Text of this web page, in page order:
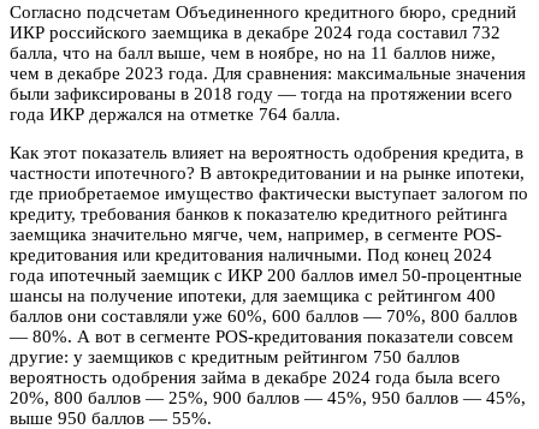
Согласно подсчетам Объединенного кредитного бюро, средний
ИКР российского заемщика в декабре 2024 года составил 732
балла, что на балл выше, чем в ноябре, но на 11 баллов ниже,
чем в декабре 2023 года. Для сравнения: максимальные значения
были зафиксированы в 2018 году — тогда на протяжении всего
года ИКР держался на отметке 764 балла.
Как этот показатель влияет на вероятность одобрения кредита, в
частности ипотечного? В автокредитовании и на рынке ипотеки,
где приобретаемое имущество фактически выступает залогом по
кредиту, требования банков к показателю кредитного рейтинга
заемщика значительно мягче, чем, например, в сегменте POS-
кредитования или кредитования наличными. Под конец 2024
года ипотечный заемщик с ИКР 200 баллов имел 50-процентные
шансы на получение ипотеки, для заемщика с рейтингом 400
баллов они составляли уже 60%, 600 баллов — 70%, 800 баллов
— 80%. А вот в сегменте POS-кредитования показатели совсем
другие: у заемщиков с кредитным рейтингом 750 баллов
вероятность одобрения займа в декабре 2024 года была всего
20%, 800 баллов — 25%, 900 баллов — 45%, 950 баллов — 45%,
выше 950 баллов — 55%.